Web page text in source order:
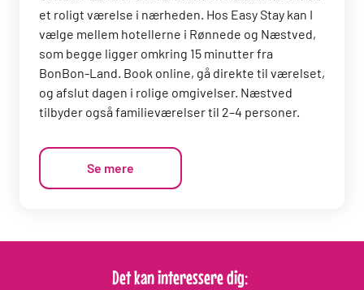
et roligt værelse i nærheden. Hos Easy Stay kan I
vælge mellem hotellerne i Rønnede og Næstved,
som begge ligger omkring 15 minutter fra
BonBon-Land. Book online, gå direkte til værelset,
og afslut dagen i rolige omgivelser. Næstved
tilbyder også familieværelser til 2–4 personer.
Se mere
Det kan interessere dig: